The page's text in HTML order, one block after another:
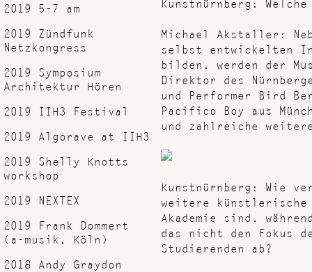
2019 5-7 am
2019 Zündfunk
Netzkongress
2019 Symposium
Architektur Hören
2019 IIH3 Festival
2019 Algorave at IIH3
2019 Shelly Knotts
workshop
2019 NEXTEX
2019 Frank Dommert
(a-musik, Köln)
2018 Andy Graydon
Kunstnürnberg:
Michael Akstaller:
selbst entwickelten
bilden, werden der
Direktor des
und Performer Bird
Pacifico Boy aus
und zahlreiche
Kunstnürnberg: Wie
weitere künstlerische
Akademie sind,
das nicht den Fokus
Studierenden ab?